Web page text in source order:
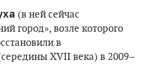
(в ней сейчас
город», возле которого
в
XVII века) в 2009–